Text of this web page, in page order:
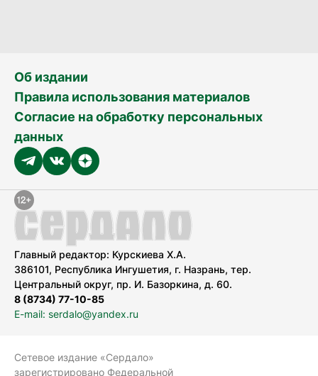
Об издании
Правила использования материалов
Согласие на обработку персональных
данных
Главный редактор: Курскиева Х.А.
386101, Республика Ингушетия, г. Назрань, тер.
Центральный округ, пр. И. Базоркина, д. 60.
8 (8734) 77-10-85
E-mail: serdalo@yandex.ru
Сетевое издание «Сердало»
зарегистрировано Федеральной